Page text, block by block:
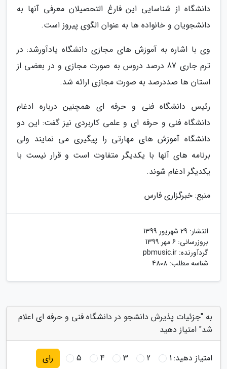
دانشگاه از شناسایی این فارغ التحصیلان معرفی آنها به
دانشجویان و خانواده ها به عنوان الگوی پیروز است.
وی با اشاره به آموزش های مجازی دانشگاه یادآورشد: در
ترم جاری 87 درصد دروس به صورت مجازی و در بعضی از
استان ها صددرصد به صورت مجازی ارائه شد.
رئیس دانشگاه فنی و حرفه ای همچنین درباره ادغام
دانشگاه فنی و حرفه ای و علمی کاربردی نیز گفت: این دو
دانشگاه آموزش های مهارتی را پیگیری می نمایند ولی
برنامه های آنها با یکدیگر متفاوت است و قرار نیست با
یکدیگر ادغام شوند.
منبع: خبرگزاری فارس
انتشار: 29 شهریور 1399
بروزرسانی: 6 مهر 1399
گردآورنده: pbmusic.ir
شناسه مطلب: 4808
به "جزئیات پذیرش دانشجو در دانشگاه فنی و حرفه ای اعلام
شد" امتیاز دهید
امتیاز دهید:1
2
3
4
5 رای